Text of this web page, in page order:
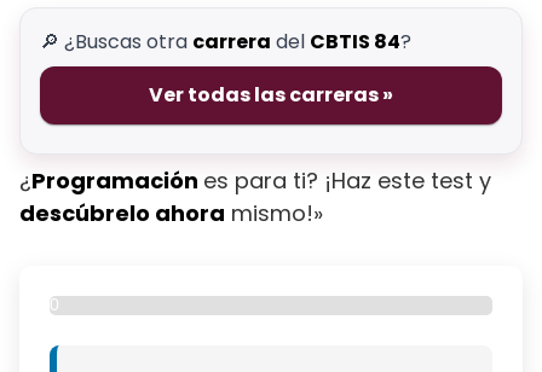
🔎 ¿Buscas otra carrera del CBTIS 84?
Ver todas las carreras »
¿Programación es para ti? ¡Haz este test y
descúbrelo ahora mismo!»
0